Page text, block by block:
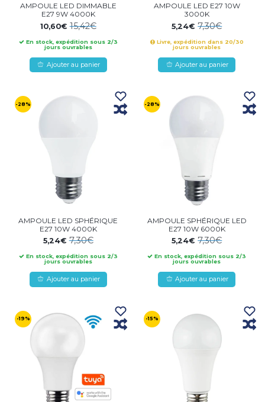
AMPOULE LED DIMMABLE
E27 9W 4000K
10,60€15,42€
En stock, expédition sous 2/3
jours ouvrables
Ajouter au panier
AMPOULE LED E27 10W
3000K
5,24€7,30€
Livre, expédition dans 20/30
jours ouvrables
Ajouter au panier
-28%
AMPOULE LED SPHÉRIQUE
E27 10W 4000K
5,24€7,30€
En stock, expédition sous 2/3
jours ouvrables
Ajouter au panier
-28%
AMPOULE SPHÉRIQUE LED
E27 10W 6000K
5,24€7,30€
En stock, expédition sous 2/3
jours ouvrables
Ajouter au panier
-19% -15%